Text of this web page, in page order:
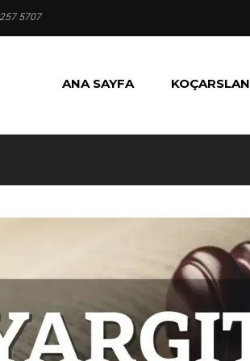
5707
ANA SAYFA KOÇARSLAN